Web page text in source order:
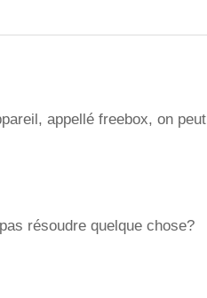
appellé freebox, on peut
résoudre quelque chose?